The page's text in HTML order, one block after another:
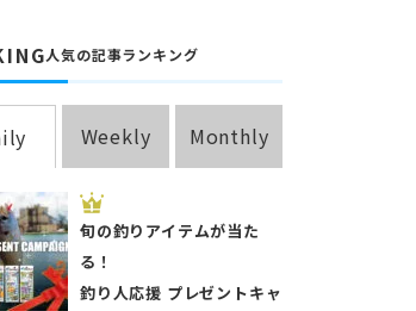
人気の記事ランキング
Weekly Monthly
旬の釣りアイテムが当た
る！
釣り人応援 プレゼントキャ